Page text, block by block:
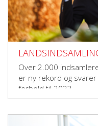
Over 2.000
er ny rekord og
forhold til 2023.